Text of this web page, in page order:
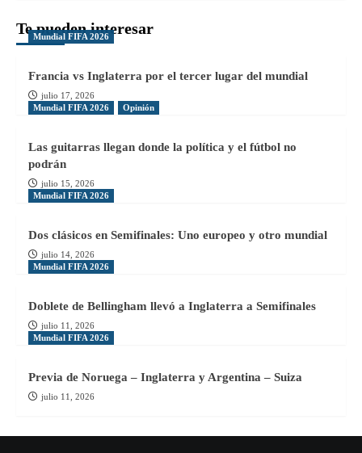
Te pueden interesar
Mundial FIFA 2026
Francia vs Inglaterra por el tercer lugar del mundial
julio 17, 2026
Mundial FIFA 2026
Opinión
Las guitarras llegan donde la política y el fútbol no
podrán
julio 15, 2026
Mundial FIFA 2026
Dos clásicos en Semifinales: Uno europeo y otro mundial
julio 14, 2026
Mundial FIFA 2026
Doblete de Bellingham llevó a Inglaterra a Semifinales
julio 11, 2026
Mundial FIFA 2026
Previa de Noruega – Inglaterra y Argentina – Suiza
julio 11, 2026